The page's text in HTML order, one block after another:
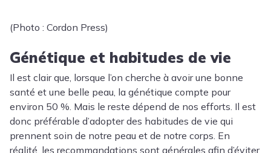
(Photo : Cordon Press)
Génétique et habitudes de vie
Il est clair que, lorsque l’on cherche à avoir une bonne
santé et une belle peau, la génétique compte pour
environ 50 %. Mais le reste dépend de nos efforts. Il est
donc préférable d’adopter des habitudes de vie qui
prennent soin de notre peau et de notre corps. En
réalité, les recommandations sont générales afin d’éviter